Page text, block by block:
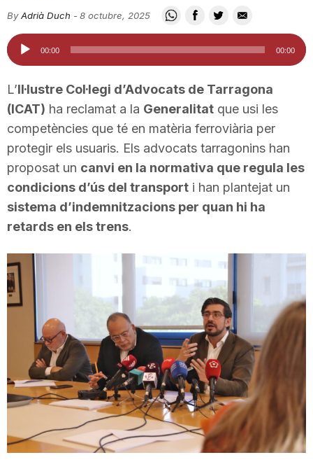
i
t
a
t
a
By Adrià Duch -8 octubre, 2025
Reproductor
d'àudio
00:00 00:00
L’Il·lustre Col·legi d’Advocats de Tarragona
(ICAT) ha reclamat a la Generalitat que usi les
competències que té en matèria ferroviària per
protegir els usuaris. Els advocats tarragonins han
proposat un canvi en la normativa que regula les
condicions d’ús del transport i han plantejat un
sistema d’indemnitzacions per quan hi ha
retards en els trens.